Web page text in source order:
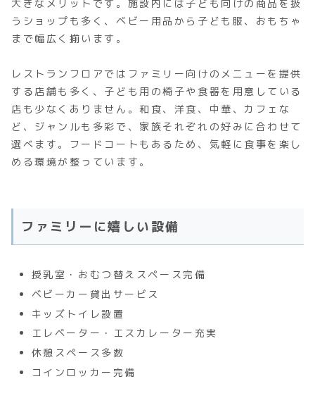
大きなメリットです。施設内には子ども向けの商品を扱
うショップも多く、ベビー用品から子ども服、おもちゃ
まで幅広く揃います。
レストランフロアではファミリー向けのメニューを提供
する店舗も多く、子ども用の椅子や食器を用意している
店も少なくありません。和食、洋食、中華、カフェな
ど、ジャンルも多彩で、家族それぞれの好みに合わせて
選べます。フードコートもあるため、気軽に食事を楽し
める環境が整っています。
ファミリーに嬉しい設備
授乳室・おむつ替えスペース完備
ベビーカー貸出サービス
キッズトイレ設置
エレベーター・エスカレーター充実
休憩スペース多数
コインロッカー完備